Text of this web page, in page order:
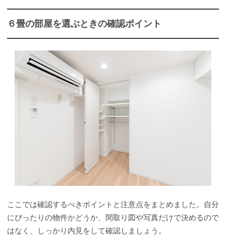
６畳の部屋を選ぶときの確認ポイント
ここでは確認するべきポイントと注意点をまとめました。自分
にぴったりの物件かどうか、間取り図や写真だけで決めるので
はなく、しっかり内見をして確認しましょう。